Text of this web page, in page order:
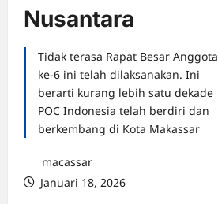
Nusantara
Tidak terasa Rapat Besar Anggota
ke-6 ini telah dilaksanakan. Ini
berarti kurang lebih satu dekade
POC Indonesia telah berdiri dan
berkembang di Kota Makassar
macassar
Januari 18, 2026